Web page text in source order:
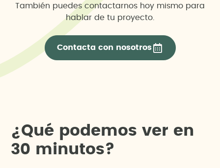
También puedes contactarnos hoy mismo para
hablar de tu proyecto.
Contacta con nosotros
¿Qué pod emos ver en
30 minutos?